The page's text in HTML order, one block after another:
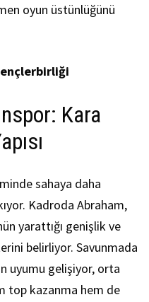
oyun üstünlüğünü
Kara
sahaya daha
Kadroda Abraham,
yarattığı genişlik ve
belirliyor. Savunmada
uyumu gelişiyor, orta
top kazanma hem de